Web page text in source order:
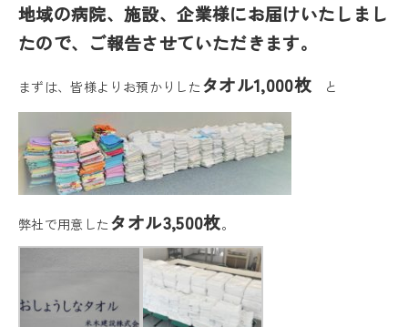
地域の病院、施設、企業様にお届けいたしまし
たので、ご報告させていただきます。
まずは、皆様よりお預かりした タオル1,000枚 と
弊社で用意した タオル3,500枚。